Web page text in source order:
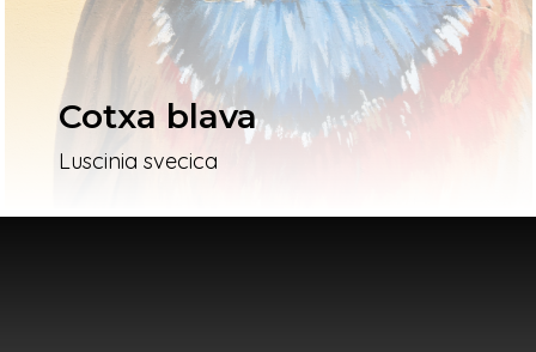
Cotxa blava
Luscinia svecica